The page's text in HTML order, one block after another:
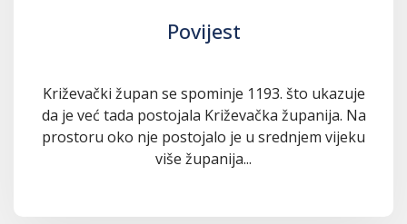
Povijest
Križevački župan se spominje 1193. što ukazuje
da je već tada postojala Križevačka županija. Na
prostoru oko nje postojalo je u srednjem vijeku
više županija...